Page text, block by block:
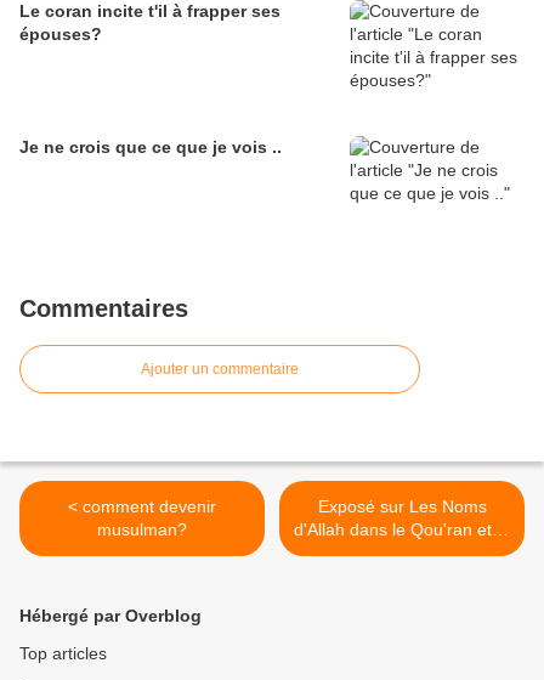
Le coran incite t'il à frapper ses
épouses?
Je ne crois que ce que je vois ..
Commentaires
Ajouter un commentaire
< comment devenir
musulman?
Exposé sur Les Noms
d'Allah dans le Qou'ran et la
sounnah >
Hébergé par Overblog
Top articles